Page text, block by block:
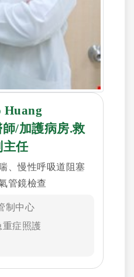
Huang
/加護病房.救
主任
、慢性呼吸道阻塞
管鏡檢查
制中心
症照護